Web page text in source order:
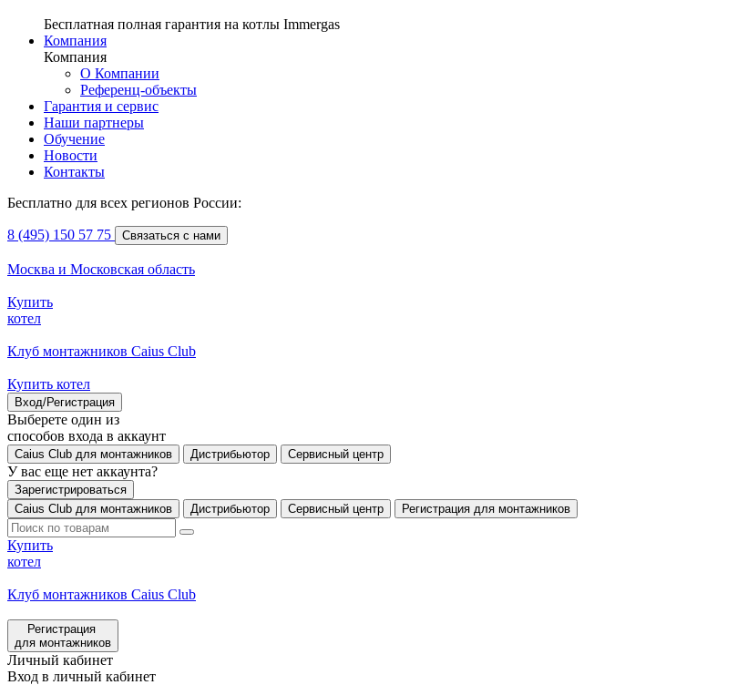
Бесплатная полная гарантия на котлы Immergas
Компания
Компания
О Компании
Референц-объекты
Гарантия и сервис
Наши партнеры
Обучение
Новости
Контакты
Бесплатно для всех регионов России:
8 (495) 150 57 75 Связаться с нами
Москва и Московская область
Купить
котел
Клуб монтажников Caius Club
Купить котел
Вход/Регистрация
Выберете один из
способов входа в аккаунт
Caius Club для монтажников Дистрибьютор Сервисный центр
У вас еще нет аккаунта?
Зарегистрироваться
Caius Club для монтажников
Дистрибьютор Сервисный центр Регистрация для монтажников
Купить
котел
Клуб монтажников Caius Club
Регистрация
для монтажников
Личный кабинет
Вход в личный кабинет